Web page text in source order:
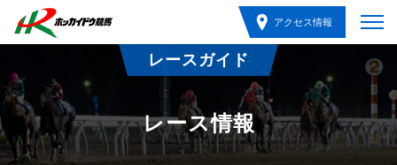
アクセス情報
レースガイド
レース情報